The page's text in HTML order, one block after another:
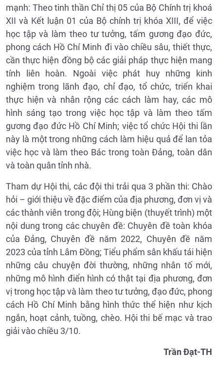
mạnh: Theo tinh thần Chỉ thị 05 của Bộ Chính trị khoá
XII và Kết luận 01 của Bộ chính trị khóa XIII, để việc
học tập và làm theo tư tưởng, tấm gương đạo đức,
phong cách Hồ Chí Minh đi vào chiều sâu, thiết thực,
cần thực hiện đồng bộ các giải pháp thực hiện mang
tính liên hoàn. Ngoài việc phát huy những kinh
nghiệm trong lãnh đạo, chỉ đạo, tổ chức, triển khai
thực hiện và nhân rộng các cách làm hay, các mô
hình sáng tạo trong việc học tập và làm theo tấm
gương đạo đức Hồ Chí Minh; việc tổ chức Hội thi lần
này là một trong những cách làm hiệu quả để lan tỏa
việc học và làm theo Bác trong toàn Đảng, toàn dân
và toàn quân tỉnh nhà.
Tham dự Hội thi, các đội thi trải qua 3 phần thi: Chào
hỏi – giới thiệu về đặc điểm của địa phương, đơn vị và
các thành viên trong đội; Hùng biện (thuyết trình) một
nội dung trong các chuyên đề: Chuyên đề toàn khóa
của Đảng, Chuyên đề năm 2022, Chuyên đề năm
2023 của tỉnh Lâm Đồng; Tiểu phẩm sân khấu tái hiện
những câu chuyện đời thường, những nhân tố mới,
những mô hình điển hình có thật tại địa phương, đơn
vị trong học tập và làm theo tư tưởng, đạo đức, phong
cách Hồ Chí Minh bằng hình thức thể hiện như kịch
ngắn, hoạt cảnh, tuồng, chèo. Hội thi bế mạc và trao
giải vào chiều 3/10.
Trần Đạt-TH